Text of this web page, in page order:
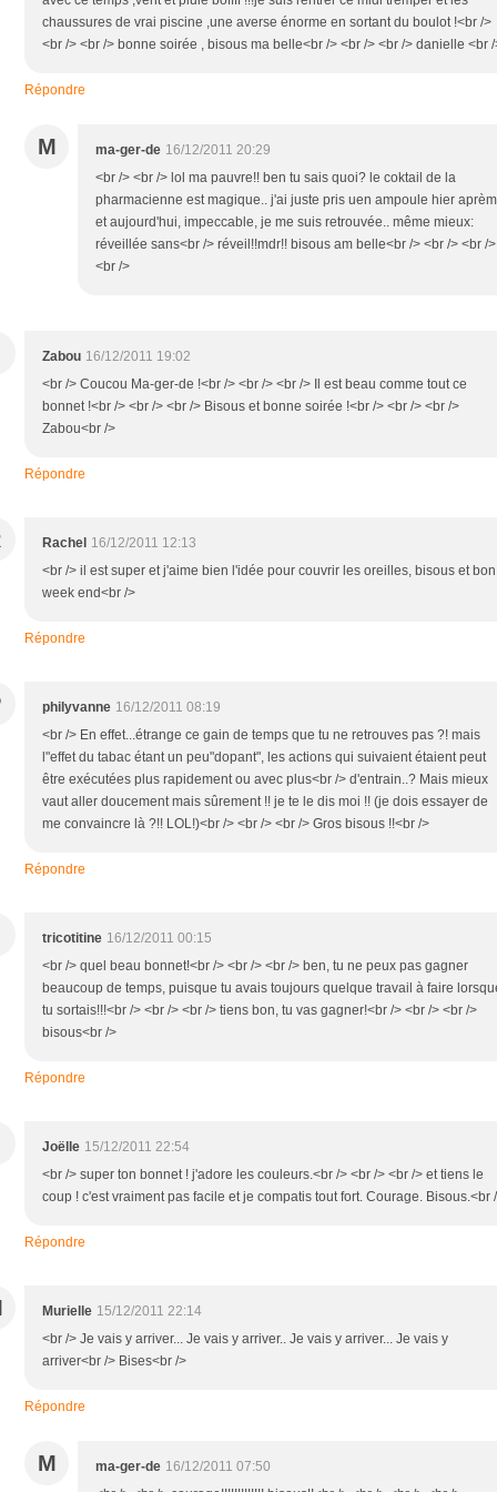
chaussures de vrai piscine ,une averse énorme en sortant du boulot !<br />
<br /> <br /> bonne soirée , bisous ma belle<br /> <br /> <br /> danielle <br /
Répondre
M ma-ger-de 16/12/2011 20:29
<br /> <br /> lol ma pauvre!! ben tu sais quoi? le coktail de la
pharmacienne est magique.. j'ai juste pris uen ampoule hier
et aujourd'hui, impeccable, je me suis retrouvée.. même mieux:
réveillée sans<br /> réveil!!mdr!! bisous am belle<br /> <br /> <br />
<br />
Zabou 16/12/2011 19:02
<br /> Coucou Ma-ger-de !<br /> <br /> <br /> Il est beau comme tout ce
bonnet !<br /> <br /> <br /> Bisous et bonne soirée !<br /> <br /> <br />
Zabou<br />
Répondre
Rachel 16/12/2011 12:13
<br /> il est super et j'aime bien l'idée pour couvrir les oreilles, bisous et bon
week end<br />
Répondre
philyvanne 16/12/2011 08:19
<br /> En effet...étrange ce gain de temps que tu ne retrouves pas ?! mais
l"effet du tabac étant un peu"dopant", les actions qui suivaient étaient peut
être exécutées plus rapidement ou avec plus<br /> d'entrain..? Mais mieux
vaut aller doucement mais sûrement !! je te le dis moi !! (je dois essayer de
me convaincre là ?!! LOL!)<br /> <br /> <br /> Gros bisous !!<br />
Répondre
tricotitine 16/12/2011 00:15
<br /> quel beau bonnet!<br /> <br /> <br /> ben, tu ne peux pas gagner
beaucoup de temps, puisque tu avais toujours quelque travail à faire
tu sortais!!!<br /> <br /> <br /> tiens bon, tu vas gagner!<br /> <br /> <br />
bisous<br />
Répondre
Joëlle 15/12/2011 22:54
<br /> super ton bonnet ! j'adore les couleurs.<br /> <br /> <br /> et tiens le
coup ! c'est vraiment pas facile et je compatis tout fort. Courage. Bisous.<br
Répondre
Murielle 15/12/2011 22:14
<br /> Je vais y arriver... Je vais y arriver.. Je vais y arriver... Je vais y
arriver<br /> Bises<br />
Répondre
M ma-ger-de 16/12/2011 07:50